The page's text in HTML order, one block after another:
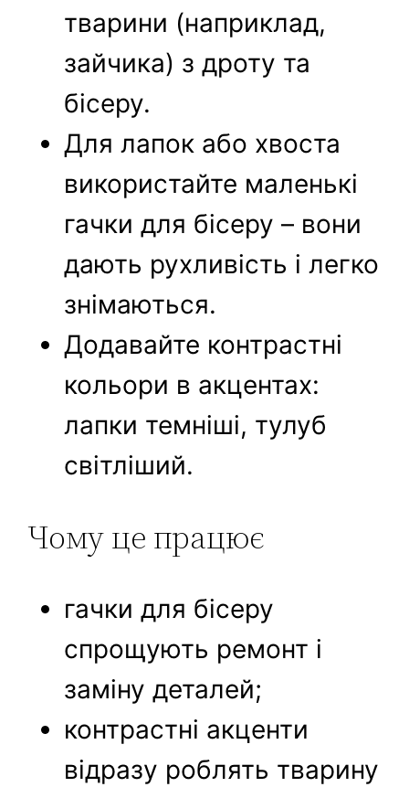
тварини (наприклад,
зайчика) з дроту та
бісеру.
Для лапок або хвоста
використайте маленькі
гачки для бісеру – вони
дають рухливість і легко
знімаються.
Додавайте контрастні
кольори в акцентах:
лапки темніші, тулуб
світліший.
Чому це працює
гачки для бісеру
спрощують ремонт і
заміну деталей;
контрастні акценти
відразу роблять тварину